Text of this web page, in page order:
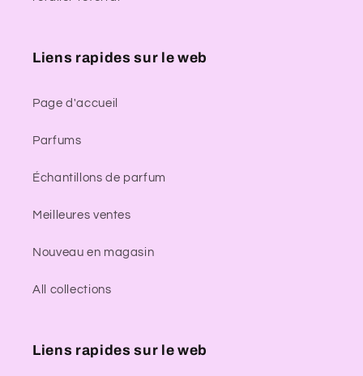
Liens rapides sur le web
Page d'accueil
Parfums
Échantillons de parfum
Meilleures ventes
Nouveau en magasin
All collections
Liens rapides sur le web